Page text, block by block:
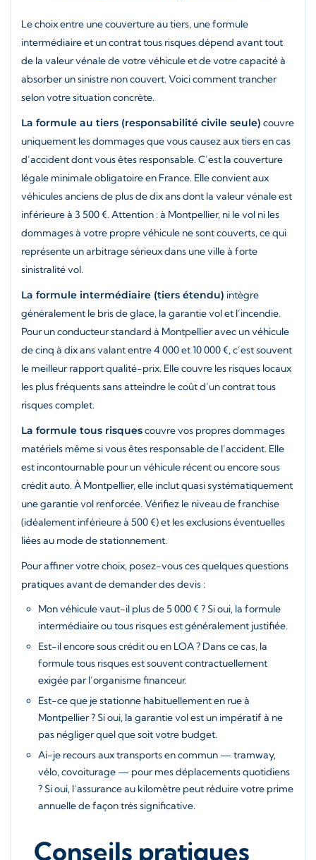
Le choix entre une couverture au tiers, une formule
intermédiaire et un contrat tous risques dépend avant tout
de la valeur vénale de votre véhicule et de votre capacité à
absorber un sinistre non couvert. Voici comment trancher
selon votre situation concrète.
La formule au tiers (responsabilité civile seule) couvre
uniquement les dommages que vous causez aux tiers en cas
d’accident dont vous êtes responsable. C’est la couverture
légale minimale obligatoire en France. Elle convient aux
véhicules anciens de plus de dix ans dont la valeur vénale est
inférieure à 3 500 €. Attention : à Montpellier, ni le vol ni les
dommages à votre propre véhicule ne sont couverts, ce qui
représente un arbitrage sérieux dans une ville à forte
sinistralité vol.
La formule intermédiaire (tiers étendu) intègre
généralement le bris de glace, la garantie vol et l’incendie.
Pour un conducteur standard à Montpellier avec un véhicule
de cinq à dix ans valant entre 4 000 et 10 000 €, c’est souvent
le meilleur rapport qualité-prix. Elle couvre les risques locaux
les plus fréquents sans atteindre le coût d’un contrat tous
risques complet.
La formule tous risquescouvre vos propres dommages
matériels même si vous êtes responsable de l’accident. Elle
est incontournable pour un véhicule récent ou encore sous
crédit auto. À Montpellier, elle inclut quasi systématiquement
une garantie vol renforcée. Vérifiez le niveau de franchise
(idéalement inférieure à 500 €) et les exclusions éventuelles
liées au mode de stationnement.
Pour affiner votre choix, posez-vous ces quelques questions
pratiques avant de demander des devis :
Mon véhicule vaut-il plus de 5 000 € ? Si oui, la formule
intermédiaire ou tous risques est généralement justifiée.
Est-il encore sous crédit ou en LOA ? Dans ce cas, la
formule tous risques est souvent contractuellement
exigée par l’organisme financeur.
Est-ce que je stationne habituellement en rue à
Montpellier ? Si oui, la garantie vol est un impératif à ne
pas négliger quel que soit votre budget.
Ai-je recours aux transports en commun — tramway,
vélo, covoiturage — pour mes déplacements quotidiens
? Si oui, l’assurance au kilomètre peut réduire votre prime
annuelle de façon très significative.
Conseils pratiques